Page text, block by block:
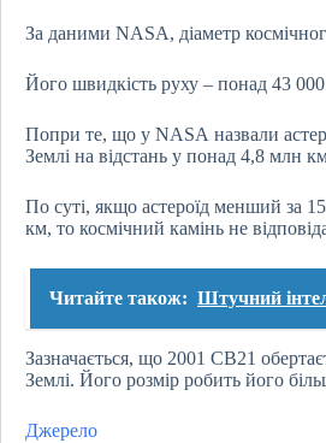
За даними NASA, діаметр
Його швидкість руху – понад 43
Попри те, що у NASA назвали
Землі на відстань у понад 4,8 млн
По суті, якщо астероїд менший за
км, то космічний камінь не
Читайте також: Штучний
Зазначається, що 2001 CB21
Землі. Його розмір робить його
Джерело